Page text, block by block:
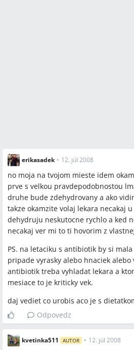
erikasadek • 12. júl 2008
no moja na tvojom mieste idem
prve s velkou pravdepodobnostou
druhe bude zdehydrovany a ako
takze okamzite volaj lekara necakaj
dehydruju neskutocne rychlo a ked
necakaj ver mi to ti hovorim z
PS. na letaciku s antibiotik by si
pripade vyrasky alebo hnaciek
antibiotik treba vyhladat lekara a
mesiace to je kriticky vek.
daj vediet co urobis aco je s
Odpovedz
kvetinka511 AUTOR • 12. júl 2008